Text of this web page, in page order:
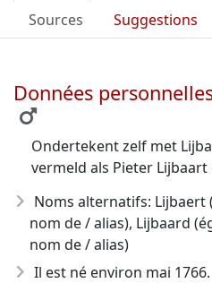
Sources
Suggestions
Données
Ondertekent zelf met
vermeld als Pieter Lijbaart
Noms alternatifs: Lijbaert
nom de / alias), Lijbaard
nom de / alias)
Il est né environ mai 1766.